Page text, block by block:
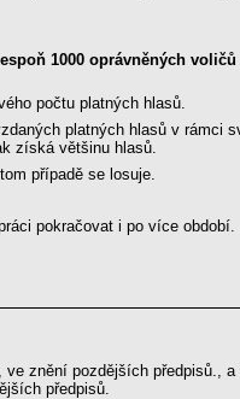
1000 oprávněných voličů
počtu platných hlasů.
platných hlasů v rámci
získá většinu hlasů.
případě se losuje.
pokračovat i po více období.
znění pozdějších předpisů.,
předpisů.